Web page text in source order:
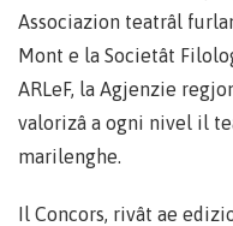
Associazion teatrâl
Mont e la Societât
ARLeF, la Agjenzie
valorizâ a ogni nivel il
marilenghe.
Il Concors, rivât ae